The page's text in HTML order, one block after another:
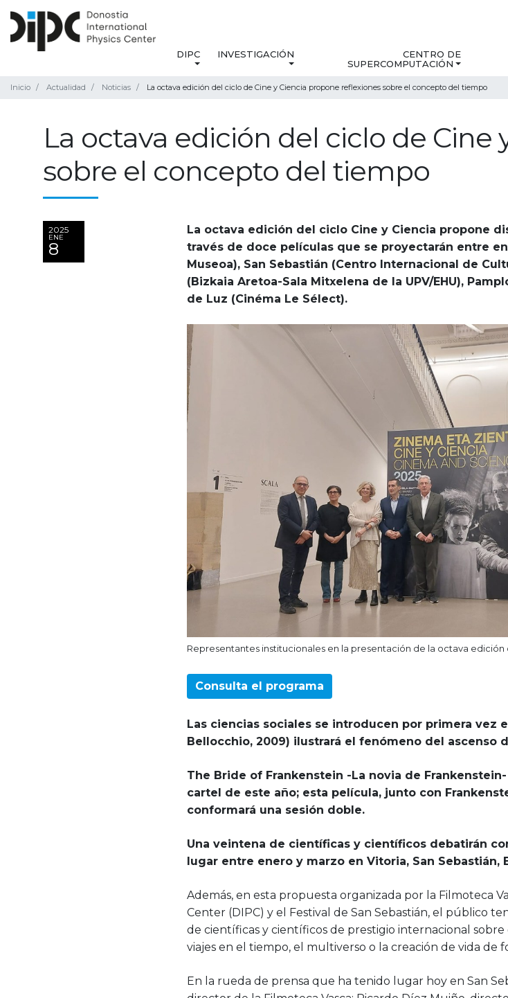
DIPC INVESTIGACIÓN
CENTRO DE
SUPERCOMPUTACIÓN
Inicio Actualidad Noticias La octava edición del ciclo de Cine y Ciencia propone reflexiones sobre el concepto del tiempo
La octava edición del ciclo de
sobre el concepto del tiempo
2025
ENE
8
La octava edición del ciclo Cine y Ciencia propone
través de doce películas que se proyectarán entre
Museoa), San Sebastián (Centro Internacional de
(Bizkaia Aretoa-Sala Mitxelena de la UPV/EHU),
de Luz (Cinéma Le Sélect).
Representantes institucionales en la presentación de la octava edición
Consulta el programa
Las ciencias sociales se introducen por primera vez
Bellocchio, 2009) ilustrará el fenómeno del ascenso
The Bride of Frankenstein -La novia de
cartel de este año; esta película, junto con
conformará una sesión doble.
Una veintena de científicas y científicos debatirán
lugar entre enero y marzo en Vitoria, San Sebastián,
Además, en esta propuesta organizada por la Filmoteca
Center (DIPC) y el Festival de San Sebastián, el público
de científicas y científicos de prestigio internacional
viajes en el tiempo, el multiverso o la creación de vida de
En la rueda de prensa que ha tenido lugar hoy en San